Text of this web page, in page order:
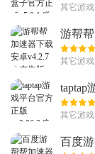
其它游戏
游帮
其它游
taptap
最新版
其它游戏
百度